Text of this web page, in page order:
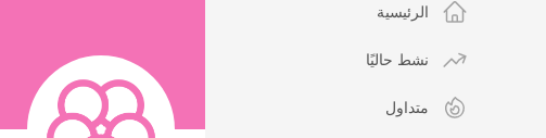
الرئيسية
نشط حاليًا
متداول